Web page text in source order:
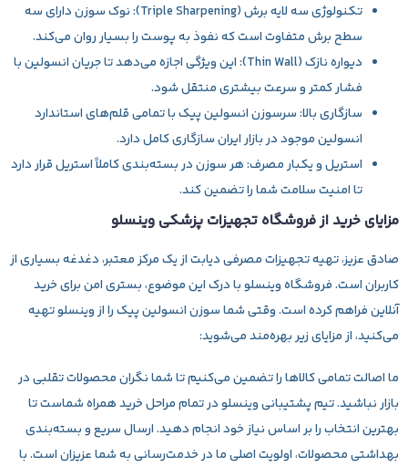
تکنولوژی سه لایه برش (Triple Sharpening):
نوک سوزن دارای سه
سطح برش متفاوت است که نفوذ به پوست را بسیار روان می‌کند.
دیواره نازک (Thin Wall):
این ویژگی اجازه می‌دهد تا جریان انسولین با
فشار کمتر و سرعت بیشتری منتقل شود.
سازگاری بالا:سرسوزن انسولین پیک با تمامی قلم‌های استاندارد
انسولین موجود در بازار ایران سازگاری کامل دارد.
استریل و یکبار مصرف:هر سوزن در بسته‌بندی کاملاً استریل قرار دارد
تا امنیت سلامت شما را تضمین کند.
مزایای خرید از فروشگاه تجهیزات پزشکی وینسلو
صادق عزیز، تهیه تجهیزات مصرفی دیابت از یک مرکز معتبر، دغدغه بسیاری از
کاربران است. فروشگاهوینسلوبا درک این موضوع، بستری امن برای خرید
آنلاین فراهم کرده است. وقتی شما سوزن انسولین پیک را از وینسلو تهیه
می‌کنید، از مزایای زیر بهره‌مند می‌شوید:
ما اصالت تمامی کالاها را تضمین می‌کنیم تا شما نگران محصولات تقلبی در
بازار نباشید. تیم پشتیبانی وینسلو در تمام مراحل خرید همراه شماست تا
بهترین انتخاب را بر اساس نیاز خود انجام دهید. ارسال سریع و بسته‌بندی
بهداشتی محصولات، اولویت اصلی ما در خدمت‌رسانی به شما عزیزان است. با